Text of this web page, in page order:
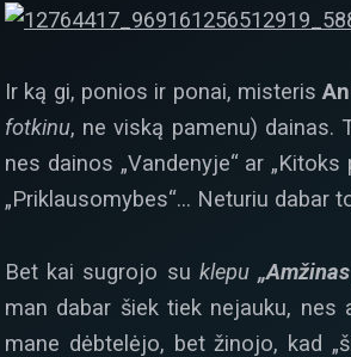
Ir ką gi, ponios ir ponai, misteris
fotkinu, ne viską pamenu) dainas.
nes dainos „Vandenyje“ ar
„Priklausomybes“… Neturiu dabar
Bet kai sugrojo su klepu
man dabar šiek tiek nejauku,
mane dėbtelėjo, bet žinojo, kad